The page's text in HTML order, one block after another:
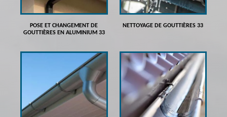
POSE ET CHANGEMENT DE
GOUTTIÈRES EN ALUMINIUM 33
NETTOYAGE DE GOUTTIÈRES 33